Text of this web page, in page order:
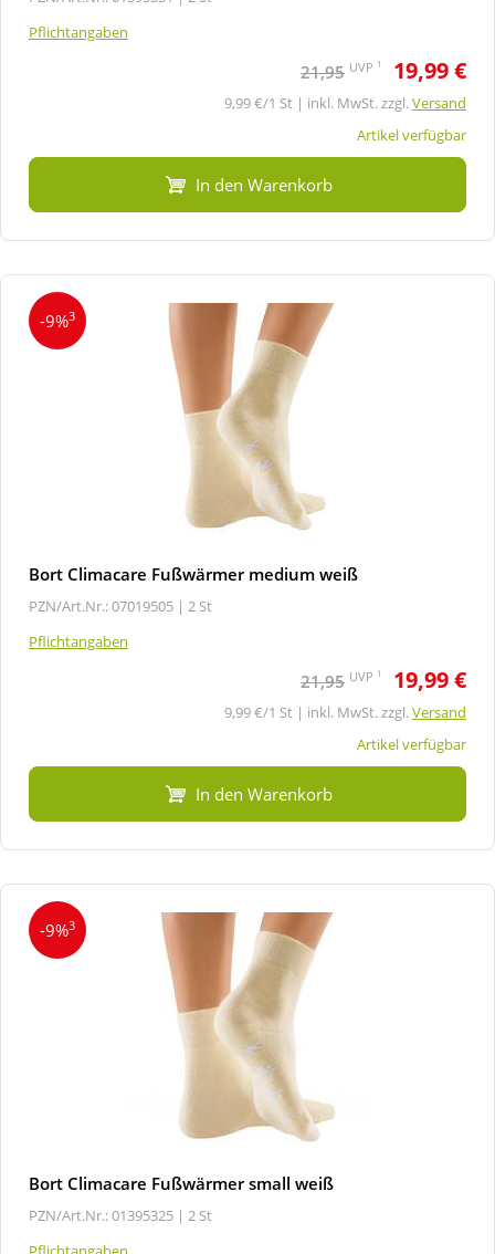
Pflichtangaben
21,95 UVP 1 19,99 €
9,99 €/1 St | inkl. MwSt. zzgl.Versand
Artikel verfügbar
In den Warenkorb
-9%3
Bort Climacare Fußwärmer medium weiß
PZN/Art.Nr.: 07019505 | 2 St
Pflichtangaben
21,95 UVP 1 19,99 €
9,99 €/1 St | inkl. MwSt. zzgl.Versand
Artikel verfügbar
In den Warenkorb
-9%3
Bort Climacare Fußwärmer small weiß
PZN/Art.Nr.: 01395325 | 2 St